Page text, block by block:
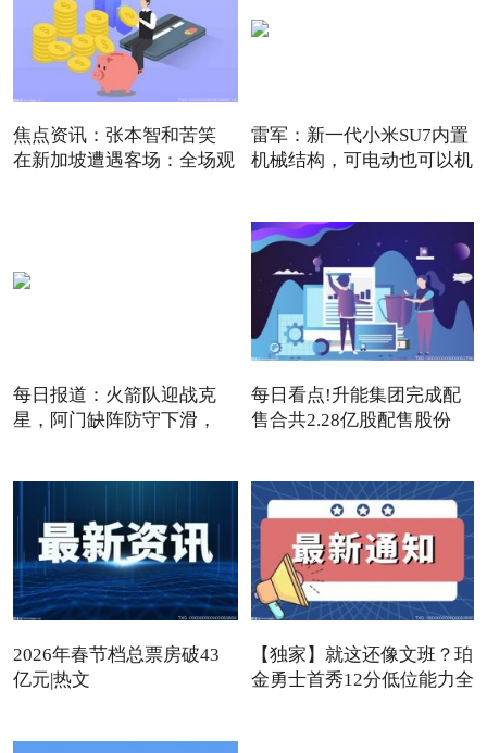
焦点资讯：张本智和苦笑
在新加坡遭遇客场：全场观
雷军：新一代小米SU7内置
机械结构，可电动也可以机
每日报道：火箭队迎战克
星，阿门缺阵防守下滑，
每日看点!升能集团完成配
售合共2.28亿股配售股份
2026年春节档总票房破43
亿元|热文
【独家】就这还像文班？珀
金勇士首秀12分低位能力全